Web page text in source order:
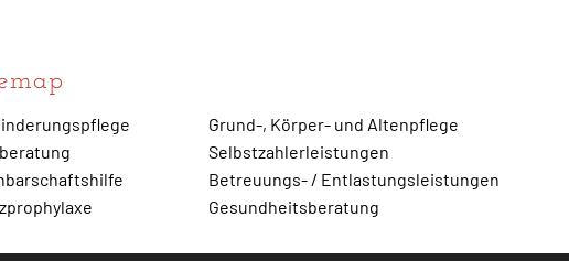
Grund-, Körper- und Altenpflege
Selbstzahlerleistungen
Betreuungs- / Entlastungsleistungen
Gesundheitsberatung